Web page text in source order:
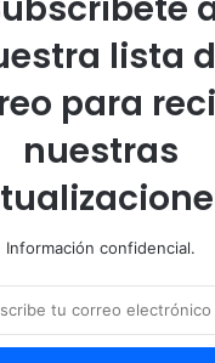
lista
para
nuestras
Información confidencial.